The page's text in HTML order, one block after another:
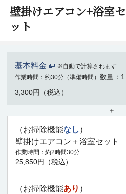
壁掛けエアコン+浴室セ
ット
基本料金
※自動で計算されます
作業時間
約30分（準備時間） 数量
1
3,300円（税込）
＋
（お掃除機能なし ）
壁掛けエアコン＋浴室セット
作業時間 約2時間30分
25,850円（税込）
（お掃除機能あり ）